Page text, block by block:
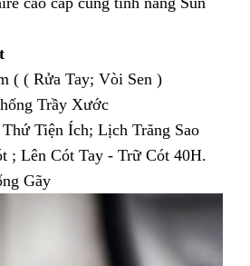
( ( Rửa Tay; Vòi Sen )
Trầy Xước
Tiện Ích; Lịch Trăng Sao
; Lên Cót Tay - Trữ Cót 40H.
Gãy